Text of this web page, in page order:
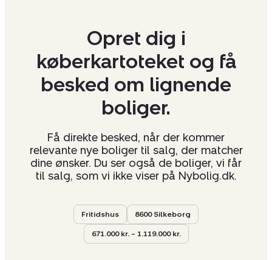
Opret dig i
køberkartoteket og få
besked om lignende
boliger.
Få direkte besked, når der kommer
relevante nye boliger til salg, der matcher
dine ønsker. Du ser også de boliger, vi får
til salg, som vi ikke viser på Nybolig.dk.
Fritidshus 8600 Silkeborg
671.000 kr. – 1.119.000 kr.